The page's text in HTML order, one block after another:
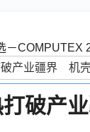
－COMPUTEX
破产